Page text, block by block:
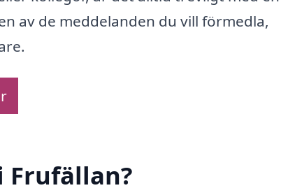
av de meddelanden du vill förmedla,
Frufällan?